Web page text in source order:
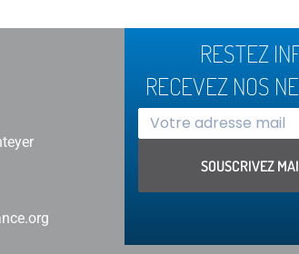
RESTEZ
RECEVEZ NOS
SOUSCRIVEZ